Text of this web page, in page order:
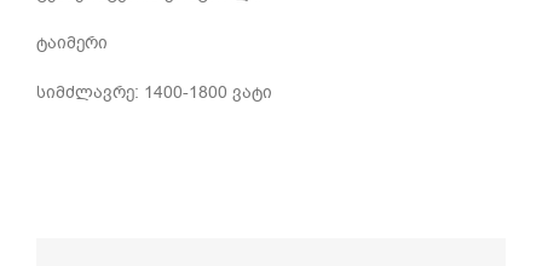
ტაიმერი
სიმძლავრე: 1400-1800 ვატი